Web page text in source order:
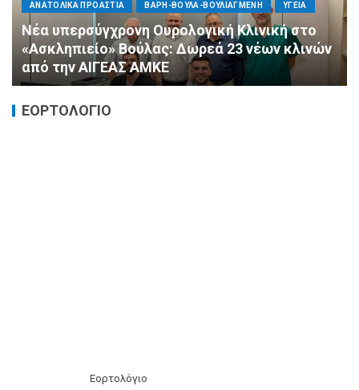
ΠΟΛΙΤΙΚΗ ΤΡΟΠΟΣ ΖΩΗΣ ΥΓΕΙΑ
«Ημέρα Καρδιάς»: Μια πρωτοποριακή δράση
πρόληψης από τη ΔΗΜ.ΤΟ. Νέας
Φιλαδέλφειας – Νέας Χαλκηδόνας
ΕΟΡΤΟΛΟΓΙΟ
Εορτολόγιο